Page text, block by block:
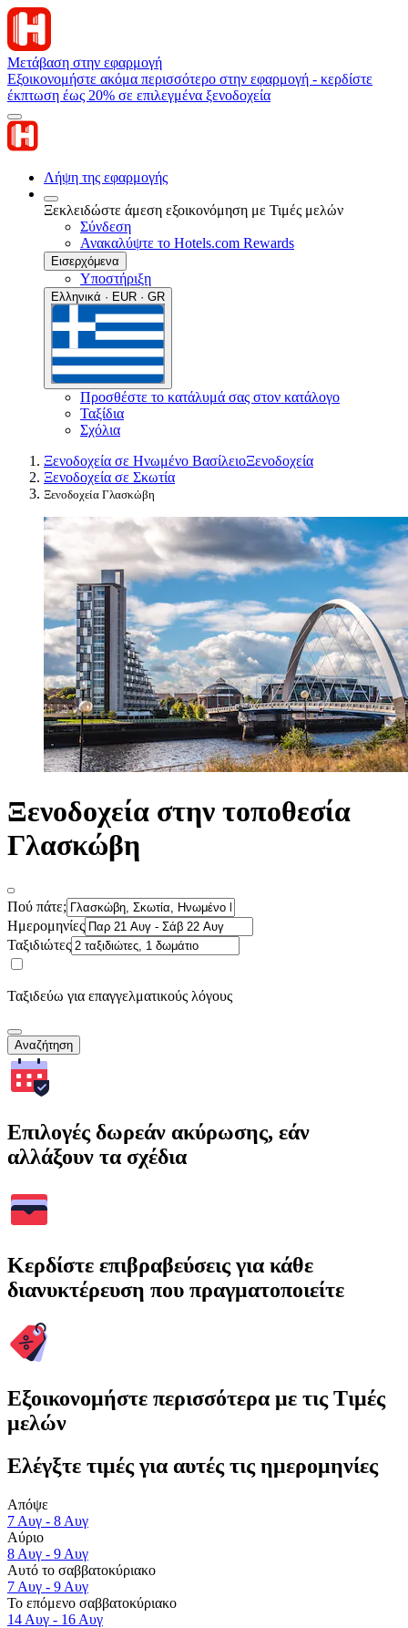
Μετάβαση στην εφαρμογή
Εξοικονομήστε ακόμα περισσότερο στην εφαρμογή - κερδίστε
έκπτωση έως 20% σε επιλεγμένα ξενοδοχεία
Λήψη της εφαρμογής
Ξεκλειδώστε άμεση εξοικονόμηση με Τιμές μελών
Σύνδεση
Ανακαλύψτε το Hotels.com Rewards
Εισερχόμενα
Υποστήριξη
Ελληνικά · EUR · GR
Προσθέστε το κατάλυμά σας στον κατάλογο
Ταξίδια
Σχόλια
Ξενοδοχεία σε Ηνωμένο ΒασίλειοΞενοδοχεία
Ξενοδοχεία σε Σκωτία
Ξενοδοχεία Γλασκώβη
Ξενοδοχεία στην τοποθεσία
Γλασκώβη
Πού πάτε;
Ημερομηνίες
Ταξιδιώτες
Ταξιδεύω για επαγγελματικούς λόγους
Αναζήτηση
Επιλογές δωρεάν ακύρωσης, εάν
αλλάξουν τα σχέδια
Κερδίστε επιβραβεύσεις για κάθε
διανυκτέρευση που πραγματοποιείτε
Εξοικονομήστε περισσότερα με τις Τιμές
μελών
Ελέγξτε τιμές για αυτές τις ημερομηνίες
Απόψε
7 Αυγ - 8 Αυγ
Αύριο
8 Αυγ - 9 Αυγ
Αυτό το σαββατοκύριακο
7 Αυγ - 9 Αυγ
Το επόμενο σαββατοκύριακο
14 Αυγ - 16 Αυγ